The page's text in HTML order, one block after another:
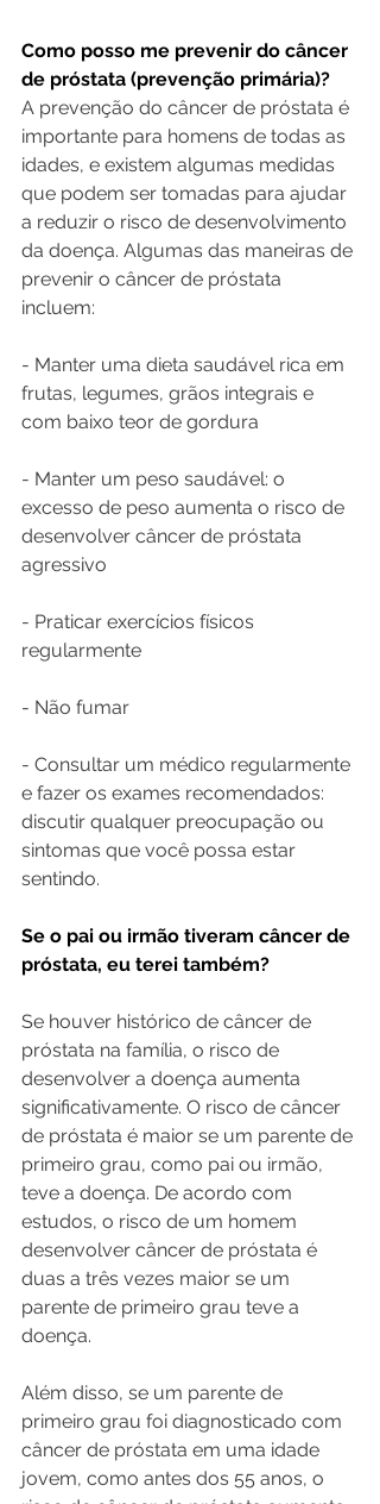
Como posso me prevenir do câncer
de próstata (prevenção primária)?
A prevenção do câncer de próstata é
importante para homens de todas as
idades, e existem algumas medidas
que podem ser tomadas para ajudar
a reduzir o risco de desenvolvimento
da doença. Algumas das maneiras de
prevenir o câncer de próstata
incluem:
- Manter uma dieta saudável rica em
frutas, legumes, grãos integrais e
com baixo teor de gordura
- Manter um peso saudável: o
excesso de peso aumenta o risco de
desenvolver câncer de próstata
agressivo
- Praticar exercícios físicos
regularmente
- Não fumar
- Consultar um médico regularmente
e fazer os exames recomendados:
discutir qualquer preocupação ou
sintomas que você possa estar
sentindo.
Se o pai ou irmão tiveram câncer de
próstata, eu terei também?
Se houver histórico de câncer de
próstata na família, o risco de
desenvolver a doença aumenta
significativamente. O risco de câncer
de próstata é maior se um parente de
primeiro grau, como pai ou irmão,
teve a doença. De acordo com
estudos, o risco de um homem
desenvolver câncer de próstata é
duas a três vezes maior se um
parente de primeiro grau teve a
doença.
Além disso, se um parente de
primeiro grau foi diagnosticado com
câncer de próstata em uma idade
jovem, como antes dos 55 anos, o